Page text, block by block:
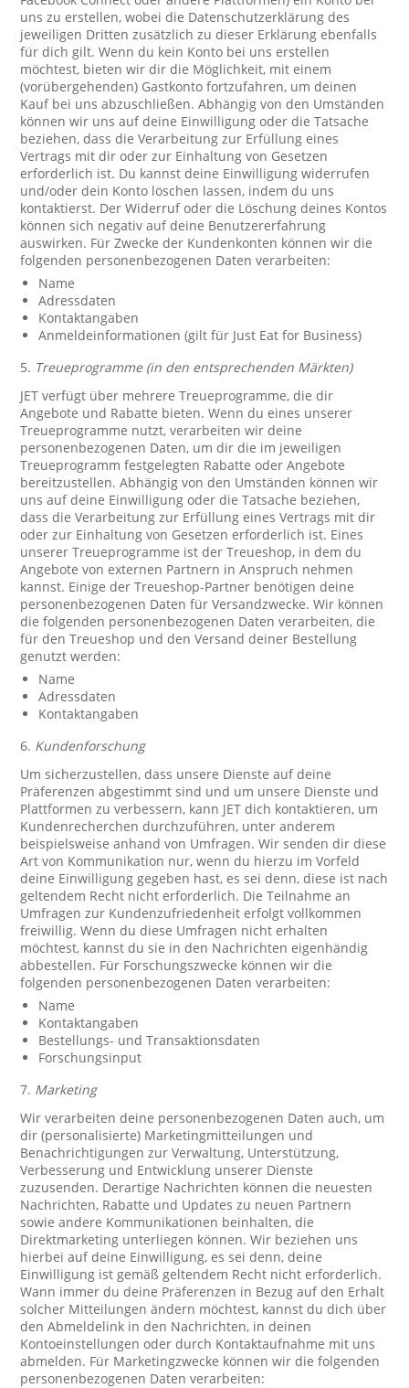
uns zu erstellen, wobei die Datenschutzerklärung des
jeweiligen Dritten zusätzlich zu dieser Erklärung ebenfalls
für dich gilt. Wenn du kein Konto bei uns erstellen
möchtest, bieten wir dir die Möglichkeit, mit einem
(vorübergehenden) Gastkonto fortzufahren, um deinen
Kauf bei uns abzuschließen. Abhängig von den Umständen
können wir uns auf deine Einwilligung oder die Tatsache
beziehen, dass die Verarbeitung zur Erfüllung eines
Vertrags mit dir oder zur Einhaltung von Gesetzen
erforderlich ist. Du kannst deine Einwilligung widerrufen
und/oder dein Konto löschen lassen, indem du uns
kontaktierst. Der Widerruf oder die Löschung deines Kontos
können sich negativ auf deine Benutzererfahrung
auswirken. Für Zwecke der Kundenkonten können wir die
folgenden personenbezogenen Daten verarbeiten:
Name
Adressdaten
Kontaktangaben
Anmeldeinformationen (gilt für Just Eat for Business)
5. Treueprogramme (in den entsprechenden Märkten)
JET verfügt über mehrere Treueprogramme, die dir
Angebote und Rabatte bieten. Wenn du eines unserer
Treueprogramme nutzt, verarbeiten wir deine
personenbezogenen Daten, um dir die im jeweiligen
Treueprogramm festgelegten Rabatte oder Angebote
bereitzustellen. Abhängig von den Umständen können wir
uns auf deine Einwilligung oder die Tatsache beziehen,
dass die Verarbeitung zur Erfüllung eines Vertrags mit dir
oder zur Einhaltung von Gesetzen erforderlich ist. Eines
unserer Treueprogramme ist der Treueshop, in dem du
Angebote von externen Partnern in Anspruch nehmen
kannst. Einige der Treueshop-Partner benötigen deine
personenbezogenen Daten für Versandzwecke. Wir können
die folgenden personenbezogenen Daten verarbeiten, die
für den Treueshop und den Versand deiner Bestellung
genutzt werden:
Name
Adressdaten
Kontaktangaben
6. Kundenforschung
Um sicherzustellen, dass unsere Dienste auf deine
Präferenzen abgestimmt sind und um unsere Dienste und
Plattformen zu verbessern, kann JET dich kontaktieren, um
Kundenrecherchen durchzuführen, unter anderem
beispielsweise anhand von Umfragen. Wir senden dir diese
Art von Kommunikation nur, wenn du hierzu im Vorfeld
deine Einwilligung gegeben hast, es sei denn, diese ist nach
geltendem Recht nicht erforderlich. Die Teilnahme an
Umfragen zur Kundenzufriedenheit erfolgt vollkommen
freiwillig. Wenn du diese Umfragen nicht erhalten
möchtest, kannst du sie in den Nachrichten eigenhändig
abbestellen. Für Forschungszwecke können wir die
folgenden personenbezogenen Daten verarbeiten:
Name
Kontaktangaben
Bestellungs- und Transaktionsdaten
Forschungsinput
7. Marketing
Wir verarbeiten deine personenbezogenen Daten auch, um
dir (personalisierte) Marketingmitteilungen und
Benachrichtigungen zur Verwaltung, Unterstützung,
Verbesserung und Entwicklung unserer Dienste
zuzusenden. Derartige Nachrichten können die neuesten
Nachrichten, Rabatte und Updates zu neuen Partnern
sowie andere Kommunikationen beinhalten, die
Direktmarketing unterliegen können. Wir beziehen uns
hierbei auf deine Einwilligung, es sei denn, deine
Einwilligung ist gemäß geltendem Recht nicht erforderlich.
Wann immer du deine Präferenzen in Bezug auf den Erhalt
solcher Mitteilungen ändern möchtest, kannst du dich über
den Abmeldelink in den Nachrichten, in deinen
Kontoeinstellungen oder durch Kontaktaufnahme mit uns
abmelden. Für Marketingzwecke können wir die folgenden
personenbezogenen Daten verarbeiten: